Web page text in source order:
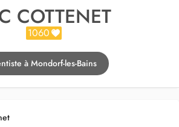
COTTENET
1060
à Mondorf-les-Bains